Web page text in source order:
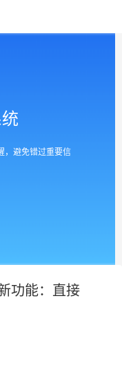
，避免错过重要信
功能：直接